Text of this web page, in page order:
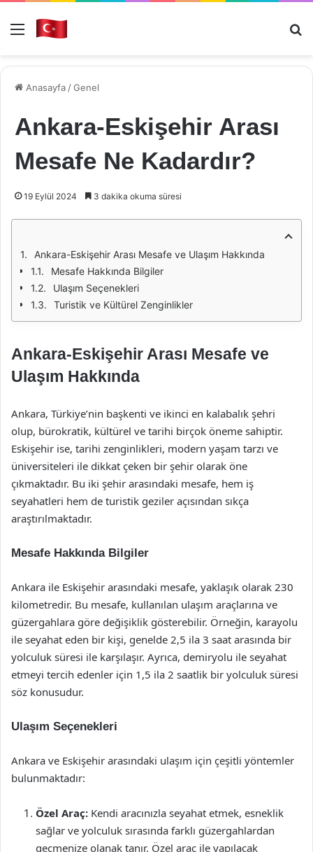
Menü
Anasayfa /Genel
Ankara-Eskişehir Arası
Mesafe Ne Kadardır?
19 Eylül 2024 3 dakika okuma süresi
Ankara-Eskişehir Arası Mesafe ve Ulaşım Hakkında
Mesafe Hakkında Bilgiler
Ulaşım Seçenekleri
Turistik ve Kültürel Zenginlikler
Ankara-Eskişehir Arası Mesafe ve
Ulaşım Hakkında
Ankara, Türkiye’nin başkenti ve ikinci en kalabalık şehri
olup, bürokratik, kültürel ve tarihi birçok öneme sahiptir.
Eskişehir ise, tarihi zenginlikleri, modern yaşam tarzı ve
üniversiteleri ile dikkat çeken bir şehir olarak öne
çıkmaktadır. Bu iki şehir arasındaki mesafe, hem iş
seyahatleri hem de turistik geziler açısından sıkça
araştırılmaktadır.
Mesafe Hakkında Bilgiler
Ankara ile Eskişehir arasındaki mesafe, yaklaşık olarak 230
kilometredir. Bu mesafe, kullanılan ulaşım araçlarına ve
güzergahlara göre değişiklik gösterebilir. Örneğin, karayolu
ile seyahat eden bir kişi, genelde 2,5 ila 3 saat arasında bir
yolculuk süresi ile karşılaşır. Ayrıca, demiryolu ile seyahat
etmeyi tercih edenler için 1,5 ila 2 saatlik bir yolculuk süresi
söz konusudur.
Ulaşım Seçenekleri
Ankara ve Eskişehir arasındaki ulaşım için çeşitli yöntemler
bulunmaktadır:
Özel Araç: Kendi aracınızla seyahat etmek, esneklik
sağlar ve yolculuk sırasında farklı güzergahlardan
geçmenize olanak tanır. Özel araç ile yapılacak